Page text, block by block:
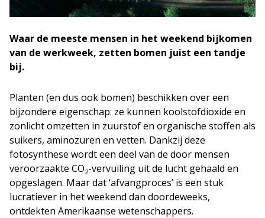
Waar de meeste mensen in het weekend bijkomen
van de werkweek, zetten bomen juist een tandje
bij.
Planten (en dus ook bomen) beschikken over een
bijzondere eigenschap: ze kunnen koolstofdioxide en
zonlicht omzetten in zuurstof en organische stoffen als
suikers, aminozuren en vetten. Dankzij deze
fotosynthese wordt een deel van de door mensen
veroorzaakte CO2-vervuiling uit de lucht gehaald en
opgeslagen. Maar dat ‘afvangproces’ is een stuk
lucratiever in het weekend dan doordeweeks,
ontdekten Amerikaanse wetenschappers.